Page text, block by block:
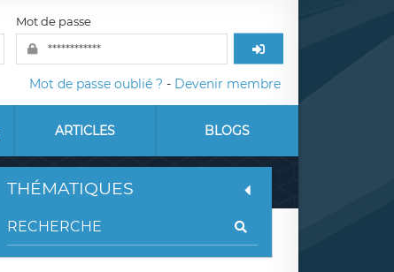
Mot de passe
Mot de passe oublié ? - Devenir membre
ARTICLES BLOGS
THÉMATIQUES